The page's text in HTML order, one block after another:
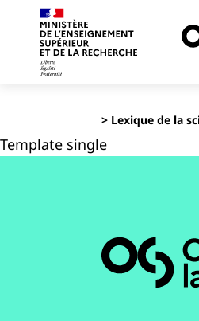
> Lexique de la
Template single